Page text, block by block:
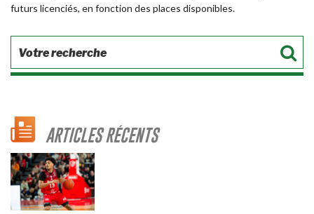
futurs licenciés, en fonction des places disponibles.
ARTICLES RÉCENTS